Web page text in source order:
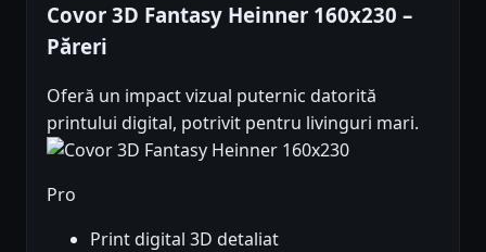
Covor 3D Fantasy Heinner 160x230 –
Păreri
Oferă un impact vizual puternic datorită
printului digital, potrivit pentru livinguri mari.
Pro
Print digital 3D detaliat